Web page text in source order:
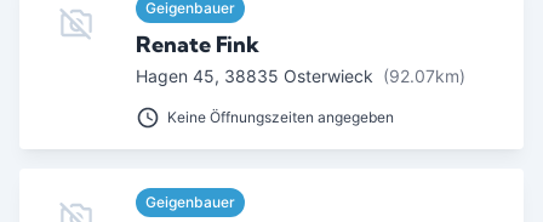
Geigenbauer
Renate Fink
Hagen 45, 38835 Osterwieck (92.07km)
Keine Öffnungszeiten angegeben
Geigenbauer